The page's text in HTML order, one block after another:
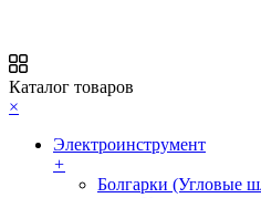
Каталог товаров
×
Электроинструмент
+
Болгарки (Угловые